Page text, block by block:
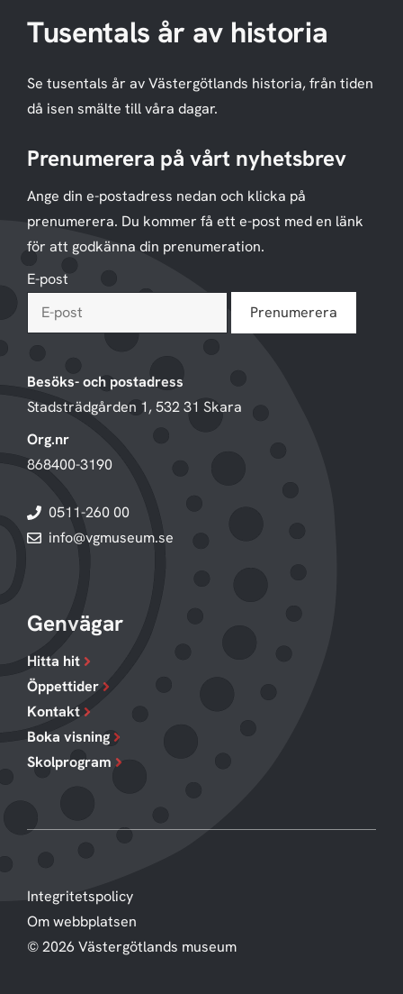
Tusentals år av historia
Se tusentals år av Västergötlands historia, från tiden
då isen smälte till våra dagar.
Prenumerera på vårt nyhetsbrev
Ange din e-postadress nedan och klicka på
prenumerera. Du kommer få ett e-post med en länk
för att godkänna din prenumeration.
E-post
Besöks- och postadress
Stadsträdgården 1, 532 31 Skara
Org.nr
868400-3190
0511-260 00
info@vgmuseum.se
Genvägar
Hitta hit
Öppettider
Kontakt
Boka visning
Skolprogram
© 2026 Västergötlands museum
Integritetspolicy
Om webbplatsen